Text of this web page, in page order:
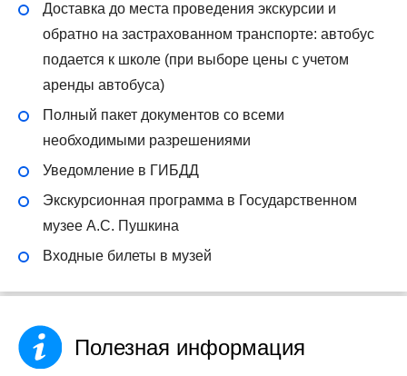
Доставка до места проведения экскурсии и
обратно на застрахованном транспорте: автобус
подается к школе (при выборе цены с учетом
аренды автобуса)
Полный пакет документов со всеми
необходимыми разрешениями
Уведомление в ГИБДД
Экскурсионная программа в Государственном
музее А.С. Пушкина
Входные билеты в музей
Полезная информация